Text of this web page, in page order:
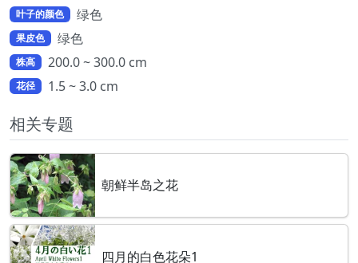
叶子的颜色 绿色
果皮色 绿色
株高 200.0 ~ 300.0 cm
花径 1.5 ~ 3.0 cm
相关专题
朝鲜半岛之花
四月的白色花朵1